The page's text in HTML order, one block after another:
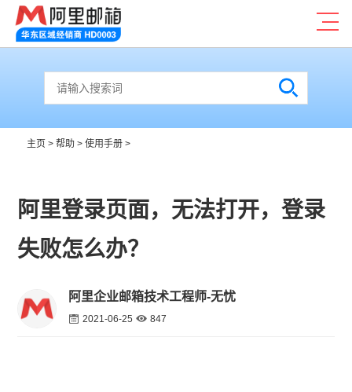
主页 > 帮助> 使用手册>
阿里登录页面，无法打开，登录
失败怎么办？
阿里企业邮箱技术工程师-无忧
2021-06-25 847